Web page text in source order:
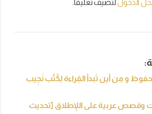
الدخوللتضيف تعليقاً.
و مِن أين تَبدأ القِراءة لِكُتُب نَجِيب
روايات وقصص عربية على اللإطلاق [تحديث